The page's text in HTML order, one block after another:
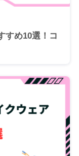
すめ10選！コ